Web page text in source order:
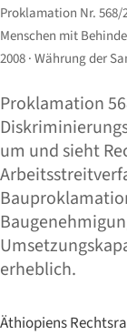
Proklamation Nr. 568/
Menschen mit
2008 · Währung der
Proklamation
um und sieht
erheblich.
Äthiopiens